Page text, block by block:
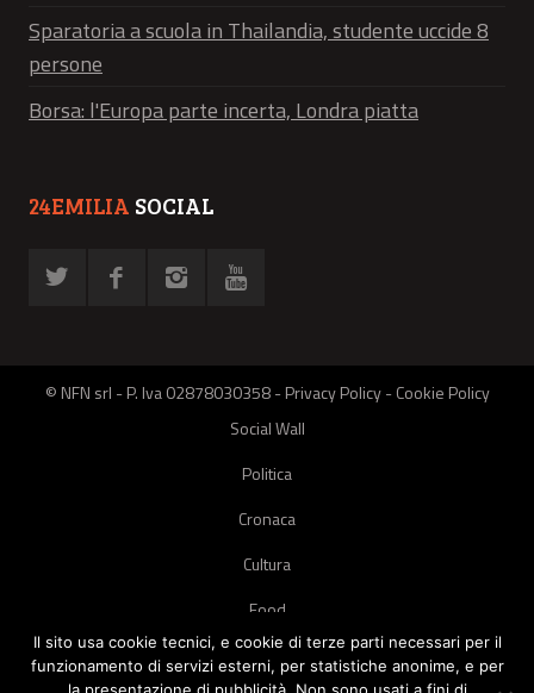
Sparatoria a scuola in Thailandia, studente uccide 8
persone
Borsa: l'Europa parte incerta, Londra piatta
24EMILIA SOCIAL
© NFN srl - P. Iva 02878030358 -Privacy Policy-Cookie Policy
Social Wall
Politica
Cronaca
Cultura
Food
Green
Il sito usa cookie tecnici, e cookie di terze parti necessari per il
funzionamento di servizi esterni, per statistiche anonime, e per